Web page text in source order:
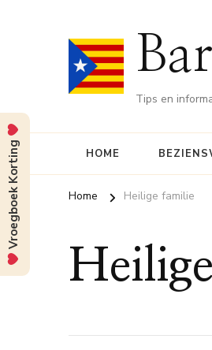
Tips en
HOME
Home Heilige familie
Vroegboek Korting